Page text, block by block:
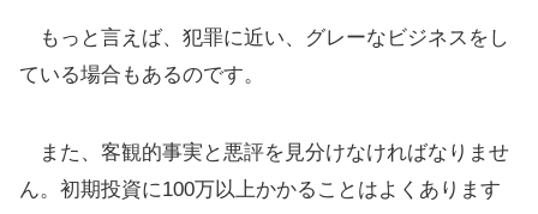
もっと言えば、犯罪に近い、グレーなビジネスをし
ている場合もあるのです。
また、客観的事実と悪評を見分けなければなりませ
ん。初期投資に100万以上かかることはよくあります